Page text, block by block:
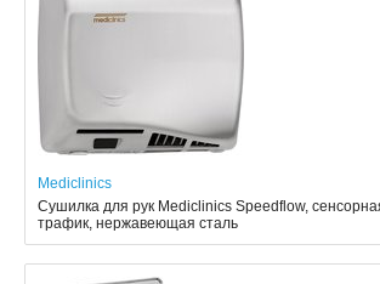
Mediclinics
Сушилка для рук Mediclinics Speedflow,
трафик, нержавеющая сталь